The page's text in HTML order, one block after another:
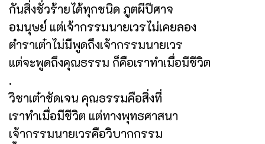
กันสิ่งชั่วร้ายได้ทุกชนิด ภูตผีปีศาจ
อมนุษย์ แต่เจ้ากรรมนายเวรไม่เคยลอง
ตำราเต๋าไม่มีพูดถึงเจ้ากรรมนายเวร
แต่จะพูดถึงคุณธรรม ก็คือเราทำเมื่อมีชีวิต
.
วิชาเต๋าชัดเจน คุณธรรมคือสิ่งที่
เราทำเมื่อมีชีวิต แต่ทางพุทธศาสนา
เจ้ากรรมนายเวรคือวิบากกรรม